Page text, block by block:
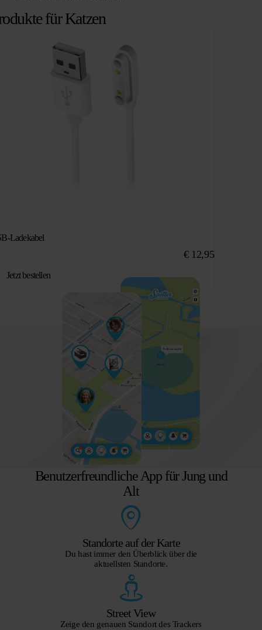
für Katzen
Ladekabel
€12,95
Jetzt bestellen
Benutzerfreundliche App für Jung und
Alt
Standorte auf der Karte
Du hast immer den Überblick über die
aktuellsten Standorte.
Street View
Zeige den genauen Standort des Trackers